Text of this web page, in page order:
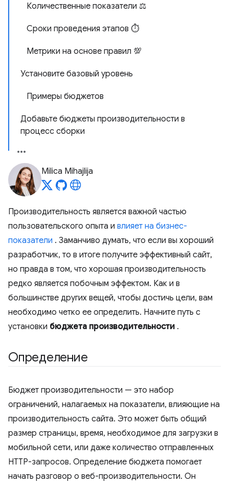
Количественные показатели ⚖️
Сроки проведения этапов ⏱️
Метрики на основе правил 💯
Установите базовый уровень
Примеры бюджетов
Добавьте бюджеты производительности в
процесс сборки
Milica Mihajlija
Производительность является важной частью
пользовательского опыта и влияет на бизнес-
показатели . Заманчиво думать, что если вы хороший
разработчик, то в итоге получите эффективный сайт,
но правда в том, что хорошая производительность
редко является побочным эффектом. Как и в
большинстве других вещей, чтобы достичь цели, вам
необходимо четко ее определить. Начните путь с
установки бюджета производительности .
Определение
Бюджет производительности — это набор
ограничений, налагаемых на показатели, влияющие на
производительность сайта. Это может быть общий
размер страницы, время, необходимое для загрузки в
мобильной сети, или даже количество отправленных
HTTP-запросов. Определение бюджета помогает
начать разговор о веб-производительности. Он